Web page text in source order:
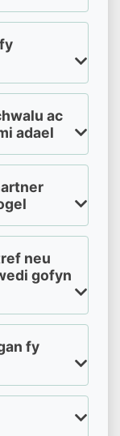
ac
adael
neu
gofyn
fy